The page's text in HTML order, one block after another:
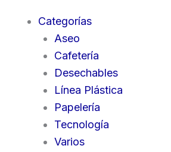
Categorías
Aseo
Cafetería
Desechables
Línea Plástica
Papelería
Tecnología
Varios